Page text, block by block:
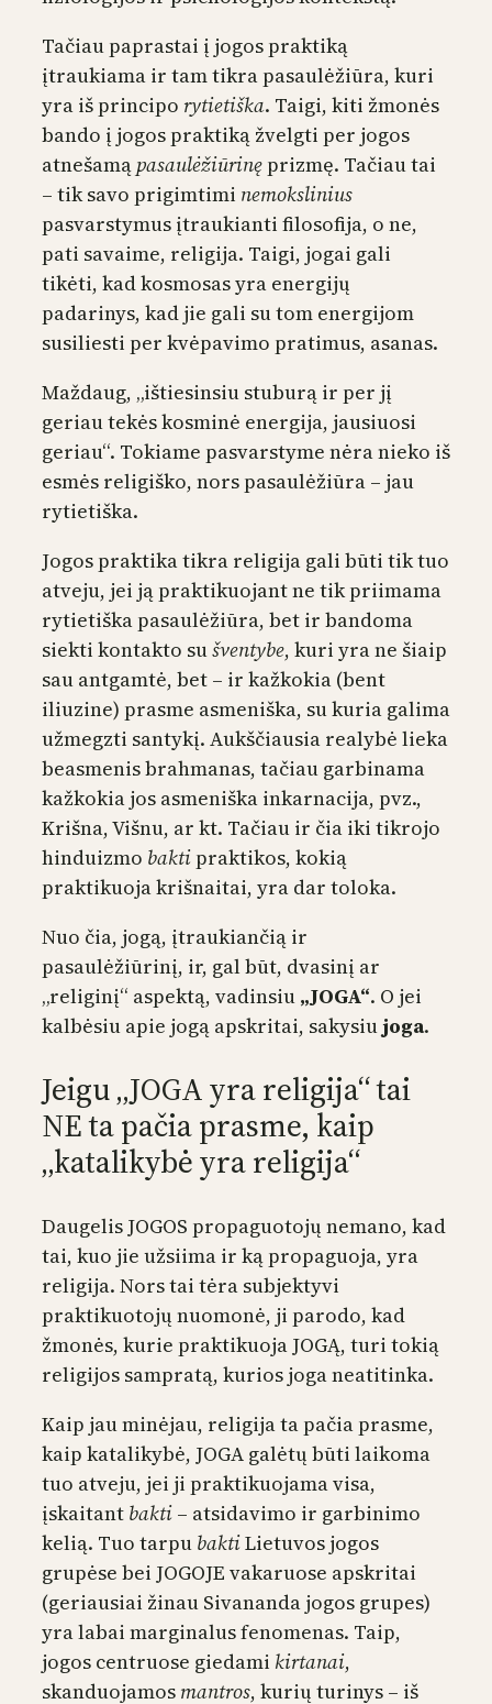
Tačiau paprastai į jogos praktiką
įtraukiama ir tam tikra pasaulėžiūra, kuri
yra iš principo rytietiška. Taigi, kiti žmonės
bando į jogos praktiką žvelgti per jogos
atnešamą pasaulėžiūrinę prizmę. Tačiau tai
– tik savo prigimtimi nemokslinius
pasvarstymus įtraukianti filosofija, o ne,
pati savaime, religija. Taigi, jogai gali
tikėti, kad kosmosas yra energijų
padarinys, kad jie gali su tom energijom
susiliesti per kvėpavimo pratimus, asanas.
Maždaug, „ištiesinsiu stuburą ir per jį
geriau tekės kosminė energija, jausiuosi
geriau“. Tokiame pasvarstyme nėra nieko iš
esmės religiško, nors pasaulėžiūra – jau
rytietiška.
Jogos praktika tikra religija gali būti tik tuo
atveju, jei ją praktikuojant ne tik priimama
rytietiška pasaulėžiūra, bet ir bandoma
siekti kontakto sušventybe, kuri yra ne šiaip
sau antgamtė, bet – ir kažkokia (bent
iliuzine) prasme asmeniška, su kuria galima
užmegzti santykį. Aukščiausia realybė lieka
beasmenis brahmanas, tačiau garbinama
kažkokia jos asmeniška inkarnacija, pvz.,
Krišna, Višnu, ar kt. Tačiau ir čia iki tikrojo
hinduizmo bakti praktikos, kokią
praktikuoja krišnaitai, yra dar toloka.
Nuo čia, jogą, įtraukiančią ir
pasaulėžiūrinį, ir, gal būt, dvasinį ar
„religinį“ aspektą, vadinsiu „JOGA“. O jei
kalbėsiu apie jogą apskritai, sakysiujoga.
Jeigu „JOGA yra religija“ tai
NE ta pačia prasme, kaip
„katalikybė yra religija“
Daugelis JOGOS propaguotojų nemano, kad
tai, kuo jie užsiima ir ką propaguoja, yra
religija. Nors tai tėra subjektyvi
praktikuotojų nuomonė, ji parodo, kad
žmonės, kurie praktikuoja JOGĄ, turi tokią
religijos sampratą, kurios joga neatitinka.
Kaip jau minėjau, religija ta pačia prasme,
kaip katalikybė, JOGA galėtų būti laikoma
tuo atveju, jei ji praktikuojama visa,
įskaitant bakti – atsidavimo ir garbinimo
kelią. Tuo tarpu baktiLietuvos jogos
grupėse bei JOGOJE vakaruose apskritai
(geriausiai žinau Sivananda jogos grupes)
yra labai marginalus fenomenas. Taip,
jogos centruose giedami kirtanai,
skanduojamos mantros, kurių turinys – iš